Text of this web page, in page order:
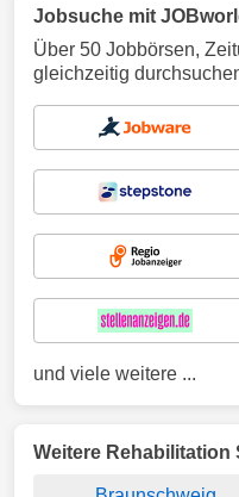
Jobsuche mit
Über 50 Jobbörsen,
gleichzeitig
und viele weitere ...
Weitere Rehabilitation